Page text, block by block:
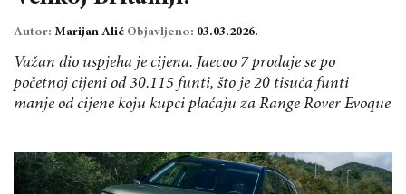
Autor: Marijan Alić Objavljeno: 03.03.2026.
Važan dio uspjeha je cijena. Jaecoo 7 prodaje se po
početnoj cijeni od 30.115 funti, što je 20 tisuća funti
manje od cijene koju kupci plaćaju za Range Rover Evoque